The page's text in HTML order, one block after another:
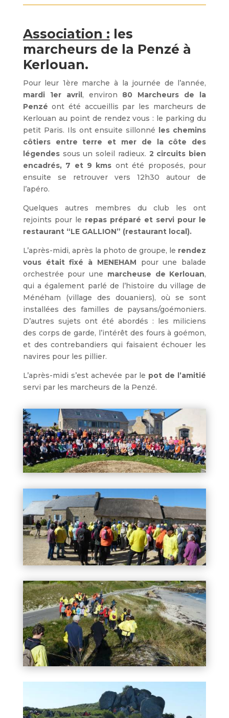
Association : les
marcheurs de la Penzé à
Kerlouan.
Pour leur 1ère marche à la journée de l’année,
mardi 1er avril, environ 80 Marcheurs de la
Penzé ont été accueillis par les marcheurs de
Kerlouan au point de rendez vous : le parking du
petit Paris. Ils ont ensuite sillonné les chemins
côtiers entre terre et mer de la côte des
légendessous un soleil radieux. 2 circuits bien
encadrés, 7 et 9 kms ont été proposés, pour
ensuite se retrouver vers 12h30 autour de
l’apéro.
Quelques autres membres du club les ont
rejoints pour le repas préparé et servi pour le
restaurant “LE GALLION” (restaurant local).
L’après-midi, après la photo de groupe, le rendez
vous était fixé à MENEHAM pour une balade
orchestrée pour une marcheuse de Kerlouan,
qui a également parlé de l’histoire du village de
Ménéham (village des douaniers), où se sont
installées des familles de paysans/goémoniers.
D’autres sujets ont été abordés : les miliciens
des corps de garde, l’intérêt des fours à goémon,
et des contrebandiers qui faisaient échouer les
navires pour les pillier.
L’après-midi s’est achevée par le pot de l’amitié
servi par les marcheurs de la Penzé.